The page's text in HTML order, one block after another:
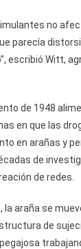
no
parecía
escribió Witt,
de 1948
en que las
en arañas y
de
de redes.
la araña se
de